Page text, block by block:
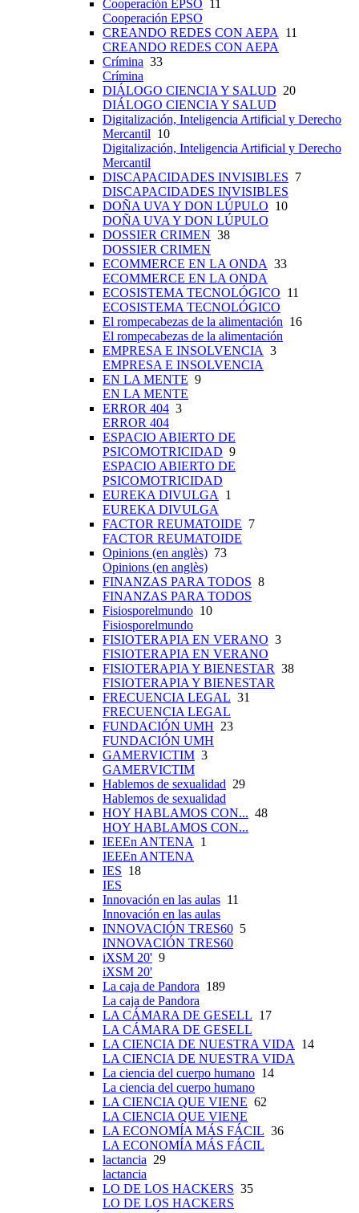
Cooperación EPSO 11
Cooperación EPSO
CREANDO REDES CON AEPA 11
CREANDO REDES CON AEPA
Crímina 33
Crímina
DIÁLOGO CIENCIA Y SALUD 20
DIÁLOGO CIENCIA Y SALUD
Digitalización, Inteligencia Artificial y Derecho
Mercantil 10
Digitalización, Inteligencia Artificial y Derecho
Mercantil
DISCAPACIDADES INVISIBLES 7
DISCAPACIDADES INVISIBLES
DOÑA UVA Y DON LÚPULO 10
DOÑA UVA Y DON LÚPULO
DOSSIER CRIMEN 38
DOSSIER CRIMEN
ECOMMERCE EN LA ONDA 33
ECOMMERCE EN LA ONDA
ECOSISTEMA TECNOLÓGICO 11
ECOSISTEMA TECNOLÓGICO
El rompecabezas de la alimentación 16
El rompecabezas de la alimentación
EMPRESA E INSOLVENCIA 3
EMPRESA E INSOLVENCIA
EN LA MENTE 9
EN LA MENTE
ERROR 404 3
ERROR 404
ESPACIO ABIERTO DE
PSICOMOTRICIDAD 9
ESPACIO ABIERTO DE
PSICOMOTRICIDAD
EUREKA DIVULGA 1
EUREKA DIVULGA
FACTOR REUMATOIDE 7
FACTOR REUMATOIDE
Opinions (en anglès) 73
Opinions (en anglès)
FINANZAS PARA TODOS 8
FINANZAS PARA TODOS
Fisiosporelmundo 10
Fisiosporelmundo
FISIOTERAPIA EN VERANO 3
FISIOTERAPIA EN VERANO
FISIOTERAPIA Y BIENESTAR 38
FISIOTERAPIA Y BIENESTAR
FRECUENCIA LEGAL 31
FRECUENCIA LEGAL
FUNDACIÓN UMH 23
FUNDACIÓN UMH
GAMERVICTIM 3
GAMERVICTIM
Hablemos de sexualidad 29
Hablemos de sexualidad
HOY HABLAMOS CON... 48
HOY HABLAMOS CON...
IEEEn ANTENA 1
IEEEn ANTENA
IES 18
IES
Innovación en las aulas 11
Innovación en las aulas
INNOVACIÓN TRES60 5
INNOVACIÓN TRES60
iXSM 20' 9
iXSM 20'
La caja de Pandora 189
La caja de Pandora
LA CÁMARA DE GESELL 17
LA CÁMARA DE GESELL
LA CIENCIA DE NUESTRA VIDA 14
LA CIENCIA DE NUESTRA VIDA
La ciencia del cuerpo humano 14
La ciencia del cuerpo humano
LA CIENCIA QUE VIENE 62
LA CIENCIA QUE VIENE
LA ECONOMÍA MÁS FÁCIL 36
LA ECONOMÍA MÁS FÁCIL
lactancia 29
lactancia
LO DE LOS HACKERS 35
LO DE LOS HACKERS